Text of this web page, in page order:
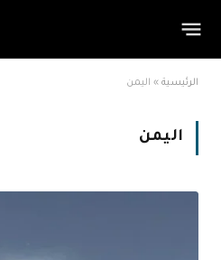
الرئيسية » اليمن
اليمن